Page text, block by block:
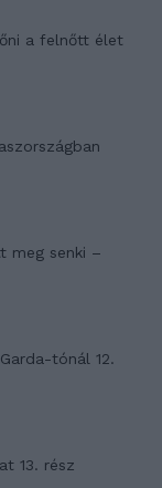
a felnőtt élet
meg senki –
tónál 12.
13. rész